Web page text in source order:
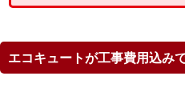
エコキュートが工事費用込み